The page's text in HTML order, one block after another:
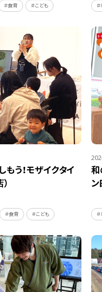
＃食育 ＃こども
う！モザイクタイ
＃食育 ＃こども
和
ン